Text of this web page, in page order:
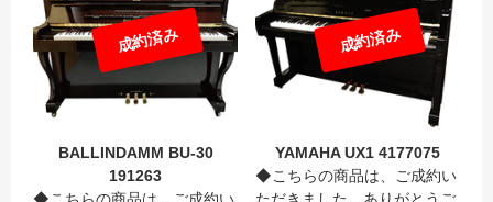
成約済み
BALLINDAMM BU-30
191263
◆こちらの商品は、ご成約い
成約済み
YAMAHA UX1 4177075
◆こちらの商品は、ご成約い
ただきました。ありがとうご